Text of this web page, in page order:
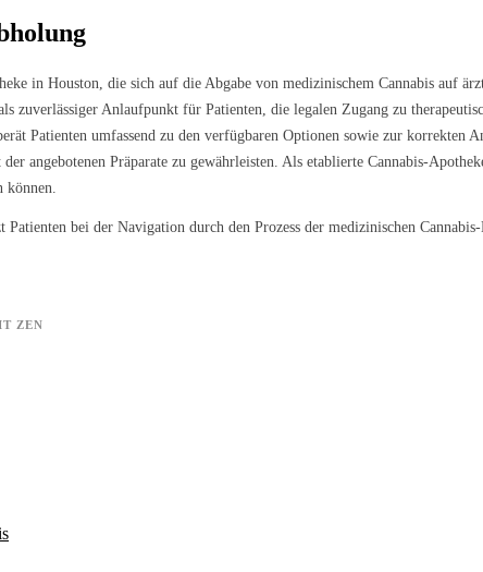
in Houston, die sich auf die Abgabe von medizinischem Cannabis auf
zuverlässiger Anlaufpunkt für Patienten, die legalen Zugang zu
Patienten umfassend zu den verfügbaren Optionen sowie zur
angebotenen Präparate zu gewährleisten. Als etablierte Cannabis-
können.
Patienten bei der Navigation durch den Prozess der medizinischen
ZEN